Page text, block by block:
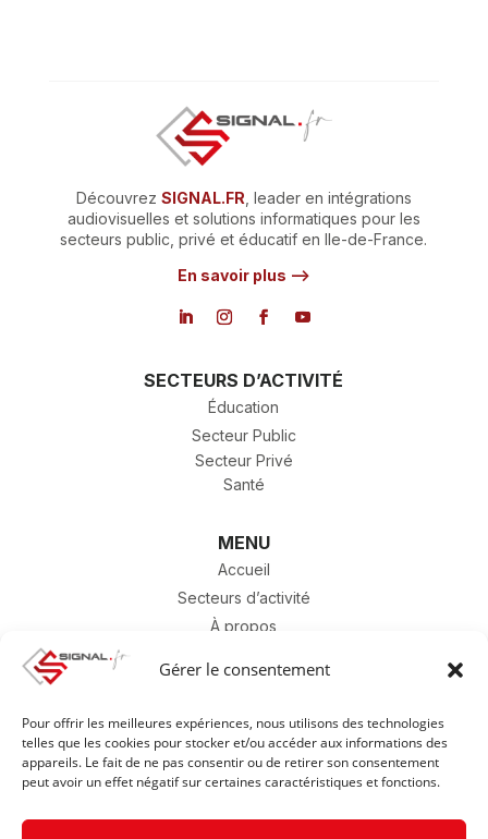
Gérer le consentement
Pour offrir les meilleures expériences, nous utilisons des technologies
telles que les cookies pour stocker et/ou accéder aux informations des
appareils. Le fait de ne pas consentir ou de retirer son consentement
peut avoir un effet négatif sur certaines caractéristiques et fonctions.
Découvrez SIGNAL.FR , leader en intégrations
audiovisuelles et solutions informatiques pour les
secteurs public, privé et éducatif en Ile-de-France.
En savoir plus –>
SECTEURS D’ACTIVITÉ
Éducation
Secteur Public
Secteur Privé
Santé
MENU
Accueil
Secteurs d’activité
À propos
Catalogue
Mentions légales & Politique de confidentialité